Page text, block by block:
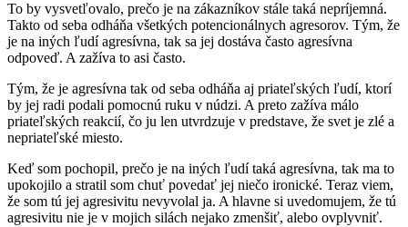
To by vysvetľovalo, prečo je na zákazníkov stále taká nepríjemná.
Takto od seba odháňa všetkých potencionálnych agresorov. Tým, že
je na iných ľudí agresívna, tak sa jej dostáva často agresívna
odpoveď. A zažíva to asi často.
Tým, že je agresívna tak od seba odháňa aj priateľských ľudí, ktorí
by jej radi podali pomocnú ruku v núdzi. A preto zažíva málo
priateľských reakcií, čo ju len utvrdzuje v predstave, že svet je zlé a
nepriateľské miesto.
Keď som pochopil, prečo je na iných ľudí taká agresívna, tak ma to
upokojilo a stratil som chuť povedať jej niečo ironické. Teraz viem,
že som tú jej agresivitu nevyvolal ja. A hlavne si uvedomujem, že tú
agresivitu nie je v mojich silách nejako zmenšiť, alebo ovplyvniť.